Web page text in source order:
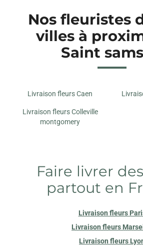
Nos fleuristes
villes à
Saint
Livraison fleurs Caen
Livraison fleurs Colleville
montgomery
Faire livrer
partout en
Livraison fleurs
Livraison fleurs
Livraison fleurs